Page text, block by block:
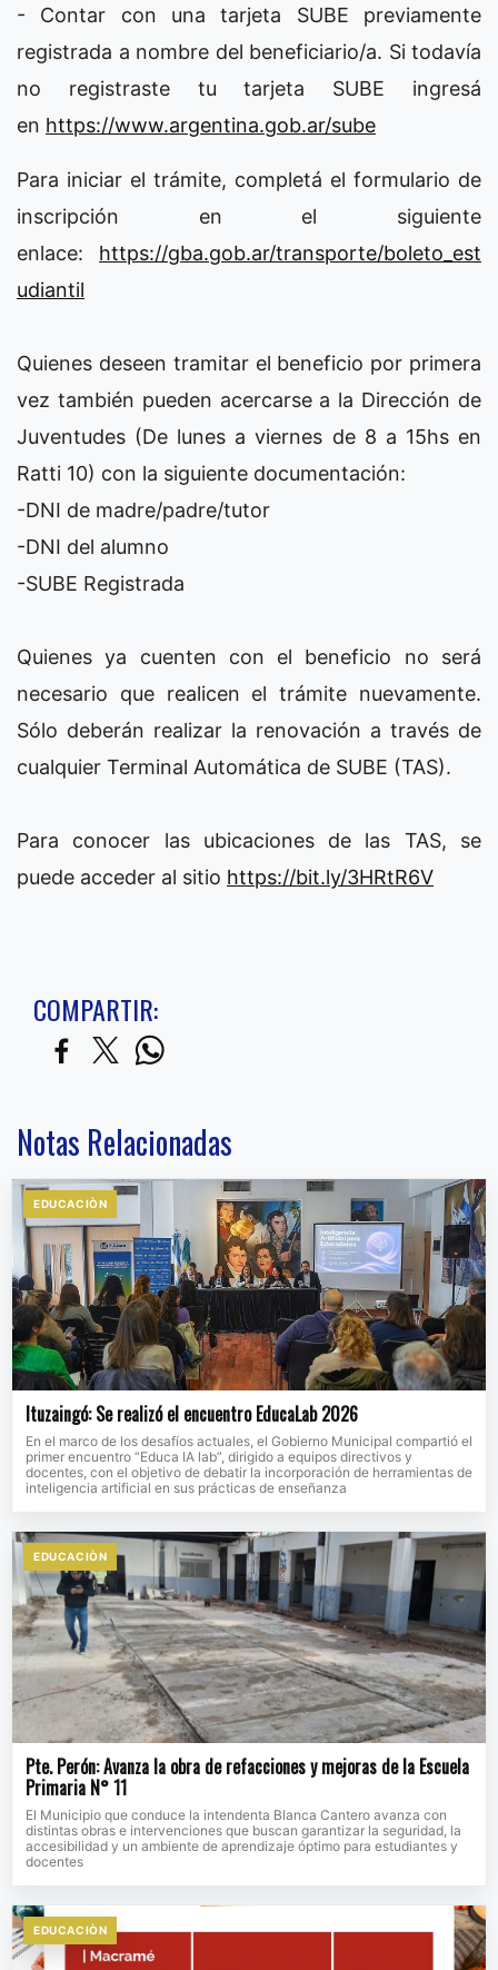
- Contar con una tarjeta SUBE previamente
registrada a nombre del beneficiario/a. Si todavía
no registraste tu tarjeta SUBE ingresá
en https://www.argentina.gob.ar/sube
Para iniciar el trámite, completá el formulario de
inscripción en el siguiente
enlace: https://gba.gob.ar/transporte/boleto_est
udiantil
Quienes deseen tramitar el beneficio por primera
vez también pueden acercarse a la Dirección de
Juventudes (De lunes a viernes de 8 a 15hs en
Ratti 10) con la siguiente documentación:
-DNI de madre/padre/tutor
-DNI del alumno
-SUBE Registrada
Quienes ya cuenten con el beneficio no será
necesario que realicen el trámite nuevamente.
Sólo deberán realizar la renovación a través de
cualquier Terminal Automática de SUBE (TAS).
Para conocer las ubicaciones de las TAS, se
puede acceder al sitio https://bit.ly/3HRtR6V
COMPARTIR:
Notas Relacionadas
EDUCACIÒN
Ituzaingó: Se realizó el encuentro EducaLab 2026
En el marco de los desafíos actuales, el Gobierno Municipal compartió el
primer encuentro “Educa IA lab”, dirigido a equipos directivos y
docentes, con el objetivo de debatir la incorporación de herramientas de
inteligencia artificial en sus prácticas de enseñanza
EDUCACIÒN
Pte. Perón: Avanza la obra de refacciones y mejoras de la Escuela
Primaria N° 11
El Municipio que conduce la intendenta Blanca Cantero avanza con
distintas obras e intervenciones que buscan garantizar la seguridad, la
accesibilidad y un ambiente de aprendizaje óptimo para estudiantes y
docentes
EDUCACIÒN